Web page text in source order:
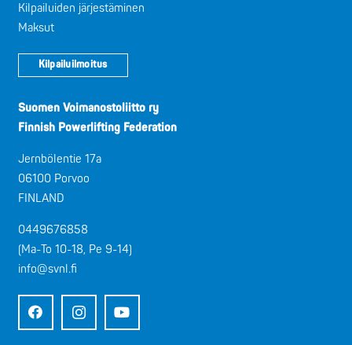
Kilpailuiden järjestäminen
Maksut
Kilpailuilmoitus
Suomen Voimanostoliitto ry
Finnish Powerlifting Federation
Jernbölentie 17a
06100 Porvoo
FINLAND
0449676858
(Ma-To 10-18, Pe 9-14)
info@svnl.fi